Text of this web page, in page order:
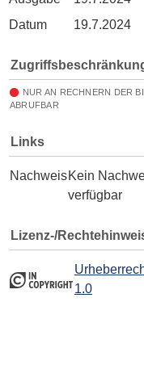
Datum
19.7.2024
NUR AN RECHNERN DER
ABRUFBAR
Links
NachweisKein
verfügbar
Lizenz-/
1.0